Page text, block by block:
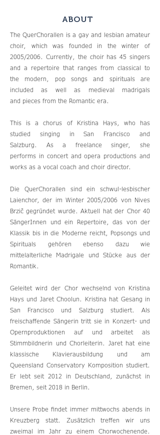
ABOUT
The QuerChorallen is a gay and lesbian amateur
choir, which was founded in the winter of
2005/2006. Currently, the choir has 45 singers
and a repertoire that ranges from classical to
the modern, pop songs and spirituals are
included as well as medieval madrigals
and pieces from the Romantic era.
This is a chorus of Kristina Hays, who has
studied singing in San Francisco and
Salzburg. As a freelance singer, she
performs in concert and opera productions and
works as a vocal coach and choir director.
Die QuerChorallen sind ein schwul-lesbischer
Laienchor, der im Winter 2005/2006 von Nives
Brzič gegründet wurde. Aktuell hat der Chor 40
SängerInnen und ein Repertoire, das von der
Klassik bis in die Moderne reicht, Popsongs und
Spirituals gehören ebenso dazu wie
mittelalterliche Madrigale und Stücke aus der
Romantik.
Geleitet wird der Chor wechselnd von Kristina
Hays und Jaret Choolun. Kristina hat Gesang in
San Francisco und Salzburg studiert. Als
freischaffende Sängerin tritt sie in Konzert- und
Opernproduktionen auf und arbeitet als
Stimmbildnerin und Chorleiterin. Jaret hat eine
klassische Klavierausbildung und am
Queensland Conservatory Komposition studiert.
Er lebt seit 2012 in Deutschland, zunächst in
Bremen, seit 2018 in Berlin.
Unsere Probe findet immer mittwochs abends in
Kreuzberg statt. Zusätzlich treffen wir uns
zweimal im Jahr zu einem Chorwochenende.